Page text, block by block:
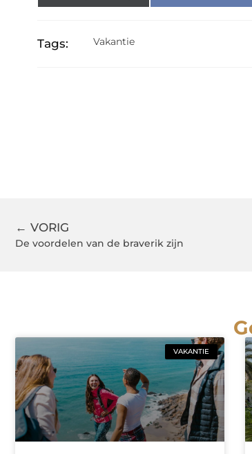
Tags: Vakantie
← VORIG
De voordelen van de braverik zijn
VAKANTIE